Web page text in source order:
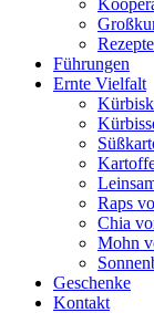
Rezepte
Führungen
Ernte Vielfalt
Raps
Chia
Mohn
Geschenke
Kontakt